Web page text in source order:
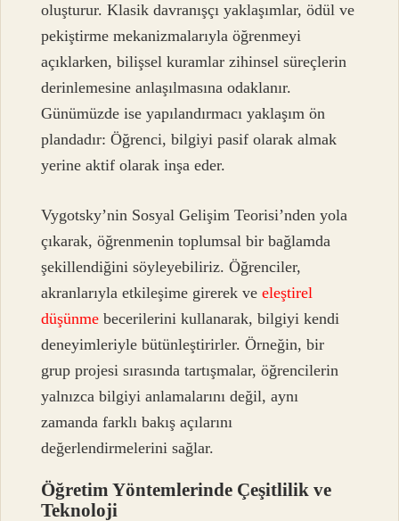
oluşturur. Klasik davranışçı yaklaşımlar, ödül ve
pekiştirme mekanizmalarıyla öğrenmeyi
açıklarken, bilişsel kuramlar zihinsel süreçlerin
derinlemesine anlaşılmasına odaklanır.
Günümüzde ise yapılandırmacı yaklaşım ön
plandadır: Öğrenci, bilgiyi pasif olarak almak
yerine aktif olarak inşa eder.
Vygotsky’nin Sosyal Gelişim Teorisi’nden yola
çıkarak, öğrenmenin toplumsal bir bağlamda
şekillendiğini söyleyebiliriz. Öğrenciler,
akranlarıyla etkileşime girerek veeleştirel
düşünme becerilerini kullanarak, bilgiyi kendi
deneyimleriyle bütünleştirirler. Örneğin, bir
grup projesi sırasında tartışmalar, öğrencilerin
yalnızca bilgiyi anlamalarını değil, aynı
zamanda farklı bakış açılarını
değerlendirmelerini sağlar.
Öğretim Yöntemlerinde Çeşitlilik ve
Teknoloji